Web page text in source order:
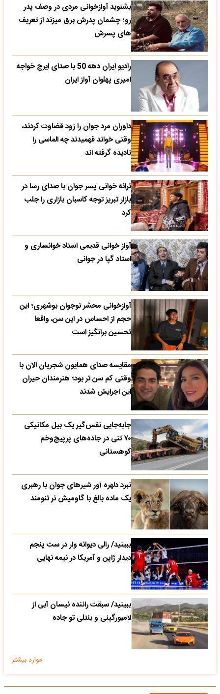
بشنوید آوازخوانی مردی در وصف پدر
رو؛ چشمان پدرش برق میزند از تعریف
های پسرش
رادیو ایران دهه 50 با صدای ایرج خواجه
امیری پهلوان آواز ایران
داوران مرد جوان را زود قضاوت کردند،
وقتی خواند فهمیدند چه الماسی را
نادیده گرفته اند
ترانه خوانی پسر جوان با صدای رسا در
بازار تبریز توجه کاسبان بازاری را جلب
کرد
آواز خوانی قدیمی استاد خوانساری و
استاد گپا در جوانی
آوازخوانی محشر نوجوان بوشهری؛ این
حجم از احساس در این سن، واقعا
تحسین‌ برانگیز است
مقایسه صدای همایون شجریان الان با
وقتی کم سن تر بود؛ هنرمندان حیران
این اجرایش شدند
جابه‌جایی نفس‌گیر یک بیل مکانیکی
۷۰ تنی در جاده‌های پرپیچ‌وخم
کوهستانی
نبرد دلهره آور شیرهای جوان با رهبری
یک ماده بالغ با گاومیش نر تنومند
ببینید/ رالی دیوانه وار در ست پنجم
دیدار ژاپن و آمریکا در نیمه نهایی
ببینید/ سبقت راننده نیسان آبی از
لامبورگینی و بنتلی تو جاده
موارد بیشتر